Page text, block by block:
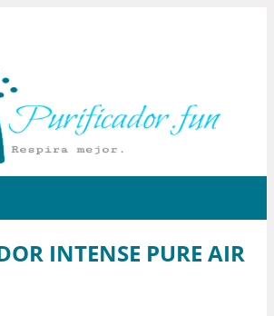
INTENSE PURE AIR